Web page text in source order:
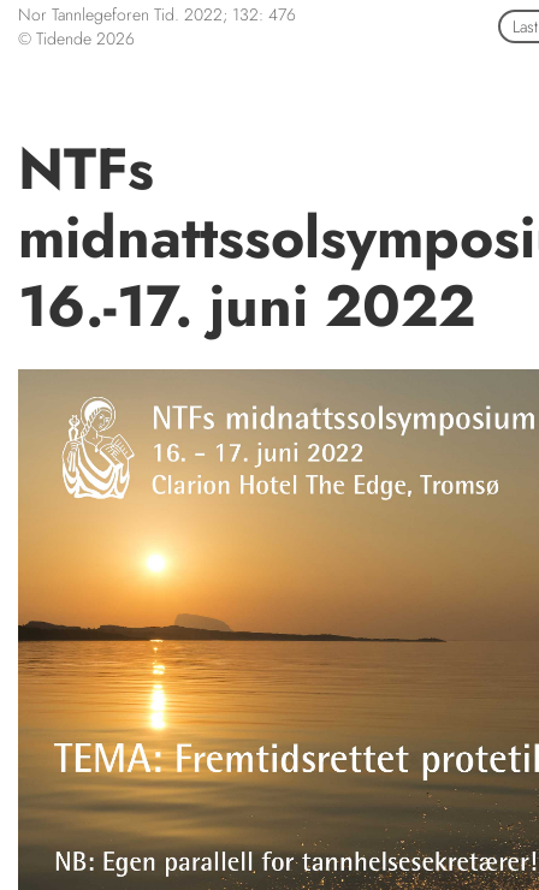
ANNONSERING
Nor Tannlegeforen Tid. 2022; 132: 476
© Tidende 2026
NTFs
16.-17. juni 2022